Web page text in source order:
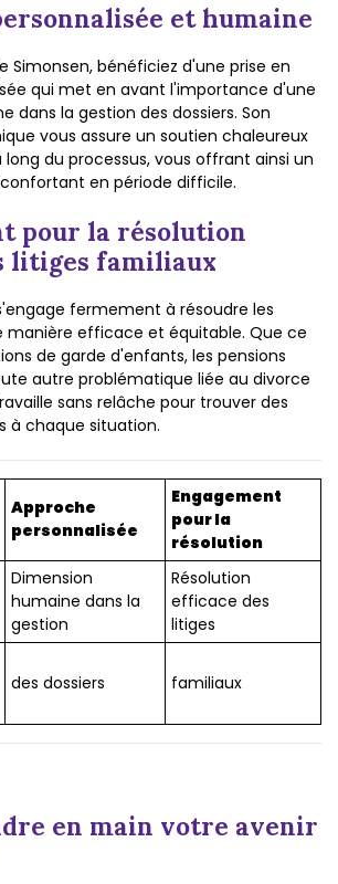
et humaine
Simonsen, bénéficiez d'une prise en
qui met en avant l'importance d'une
dans la gestion des dossiers. Son
vous assure un soutien chaleureux
du processus, vous offrant ainsi un
en période difficile.
pour la résolution
litiges familiaux
fermement à résoudre les
manière efficace et équitable. Que ce
de garde d'enfants, les pensions
autre problématique liée au divorce
sans relâche pour trouver des
à chaque situation.
Approche
personnalisée
Engagement
pour la
résolution
Dimension
humaine dans la
gestion
Résolution
efficace des
litiges
des dossiers familiaux
en main votre avenir